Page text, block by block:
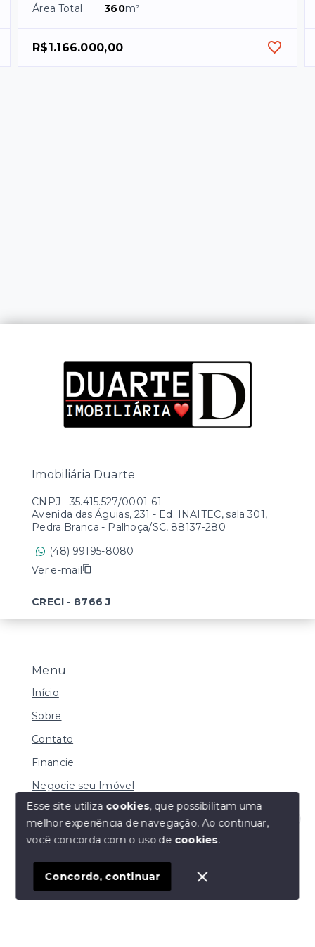
Área Total 360m²
R$1.166.000,00
Olá! Estamos disponíveis para te ajudar.
Menu
Início
Sobre
Contato
Financie
Negocie seu Imóvel
© Copyright 2026 - Imobiliária Duarte - Todos os
SITE PARA IMOBILIARIA
Imobiliária Duarte
CNPJ - 35.415.527/0001-61
Avenida das Águias, 231 - Ed. INAITEC, sala 301,
Pedra Branca - Palhoça/SC, 88137-280
(48) 99195-8080
Ver e-mail
CRECI - 8766 J
Esse site utiliza cookies, que possibilitam uma
melhor experiência de navegação.Ao continuar,
você concorda com o uso de cookies.
Concordo, continuar